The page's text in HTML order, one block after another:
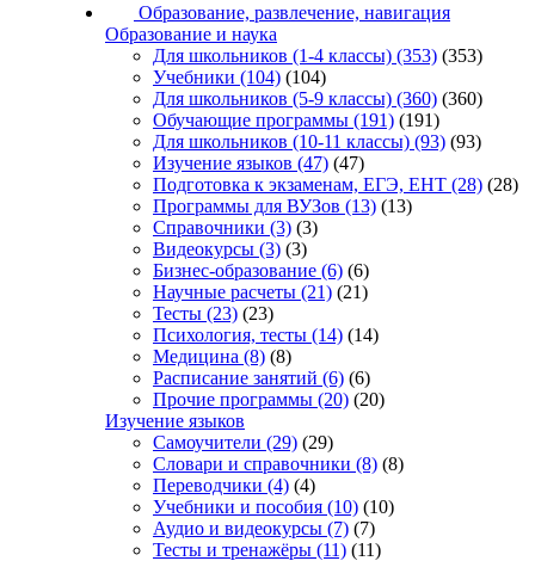
Образование, развлечение, навигация
Образование и наука
Для школьников (1-4 классы) (353) (353)
Учебники (104) (104)
Для школьников (5-9 классы) (360) (360)
Обучающие программы (191) (191)
Для школьников (10-11 классы) (93) (93)
Изучение языков (47) (47)
Подготовка к экзаменам, ЕГЭ, ЕНТ (28) (28)
Программы для ВУЗов (13) (13)
Справочники (3) (3)
Видеокурсы (3) (3)
Бизнес-образование (6) (6)
Научные расчеты (21) (21)
Тесты (23) (23)
Психология, тесты (14) (14)
Медицина (8) (8)
Расписание занятий (6) (6)
Прочие программы (20) (20)
Изучение языков
Самоучители (29) (29)
Словари и справочники (8) (8)
Переводчики (4) (4)
Учебники и пособия (10) (10)
Аудио и видеокурсы (7) (7)
Тесты и тренажёры (11) (11)